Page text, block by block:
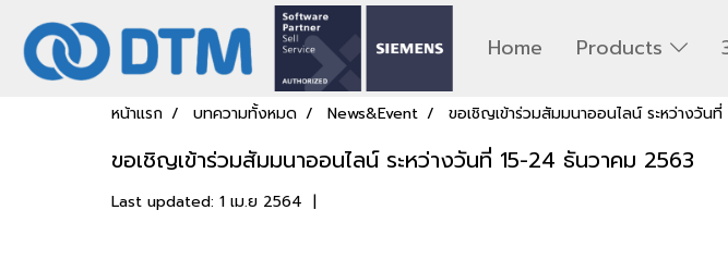
Home Products
หน้าแรก บทความทั้งหมด News&Event ขอเชิญเข้าร่วมสัมมนาออนไลน์ ระหว่างวัน
ขอเชิญเข้าร่วมสัมมนาออนไลน์ ระหว่างวันที่ 15-24 ธันวาคม 2563
Last updated: 1 เม.ย 2564 |